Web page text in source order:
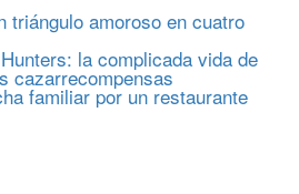
triángulo amoroso en cuatro
la complicada vida de
cazarrecompensas
familiar por un restaurante